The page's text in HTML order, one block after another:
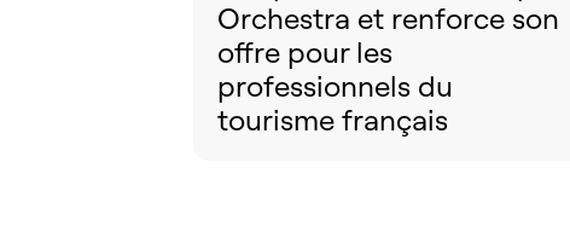
Orchestra et renforce son
offre pour les
professionnels du
tourisme français